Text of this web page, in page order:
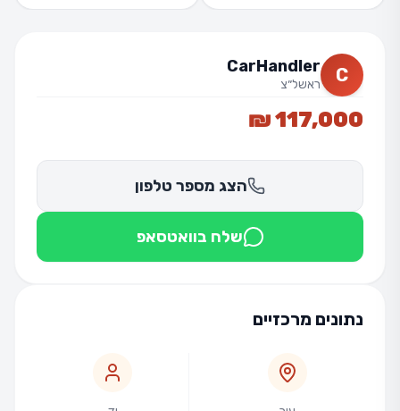
C
CarHandler
ראשל״צ
117,000 ₪
הצג מספר טלפון
שלח בוואטסאפ
נתונים מרכזיים